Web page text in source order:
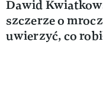
Dawid
szczerze o
uwierzyć, co